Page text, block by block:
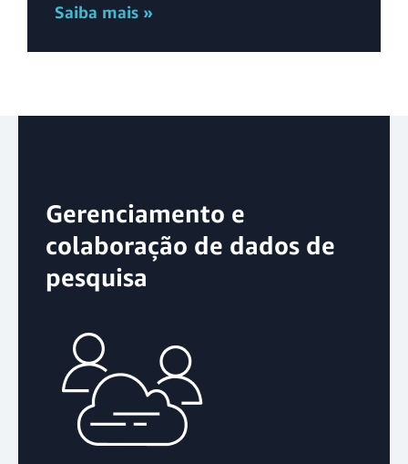
Saiba mais »
Gerenciamento e
colaboração de dados de
pesquisa